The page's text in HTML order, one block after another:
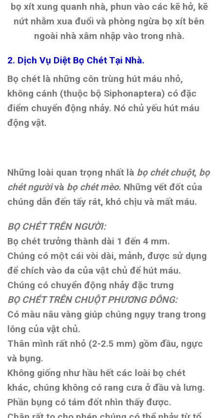
bọ xít xung quanh nhà, phun vào các kẽ hở, kẽ
nứt nhằm xua đuổi và phòng ngừa bọ xít bên
ngoài nhà xâm nhập vào trong nhà.
2. Dịch Vụ Diệt Bọ Chét Tại Nhà.
Bọ chét là những côn trùng hút máu nhỏ,
không cánh (thuộc bộ Siphonaptera) có đặc
điểm chuyển động nhảy. Nó chủ yếu hút máu
động vật.
Những loài quan trọng nhất là bọ chét chuột, bọ
chét ngườivà bọ chét mèo. Những vết đốt của
chúng dẫn đến tấy rát, khó chịu và mất máu.
BỌ CHÉT TRÊN NGƯỜI:
Bọ chét trưởng thành dài 1 đến 4 mm.
Chúng có một cái vòi dài, mảnh, được sử dụng
để chích vào da của vật chủ để hút máu.
Chúng có chuyển động nhảy đặc trưng
BỌ CHÉT TRÊN CHUỘT PHƯƠNG ĐÔNG:
Có màu nâu vàng giúp chúng ngụy trang trong
lông của vật chủ.
Thân mình rất nhỏ (2-2.5 mm) gồm đầu, ngực
và bụng.
Không giống như hầu hết các loài bọ chét
khác, chúng không có rang cưa ở đầu và lưng.
Phần bụng có tám đốt nhìn thấy được.